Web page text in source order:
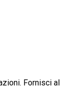
Fornisci al